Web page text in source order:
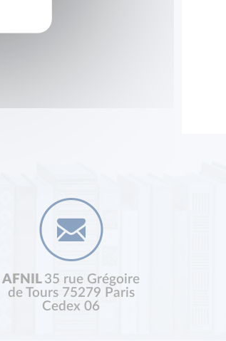
AFNIL 35 rue Grégoire
de Tours 75279 Paris
Cedex 06